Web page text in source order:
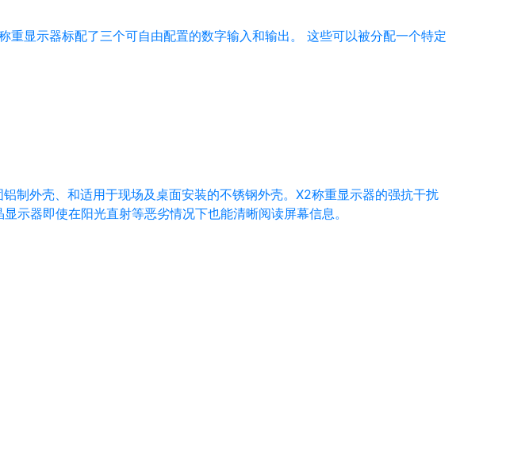
显示器标配了三个可自由配置的数字输入和输出。 这些可以被分配一个特定
制外壳、和适用于现场及桌面安装的不锈钢外壳。X2称重显示器的强抗干扰
示器即使在阳光直射等恶劣情况下也能清晰阅读屏幕信息。